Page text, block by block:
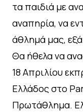
τα παιδιά με
αναπηρία, να
άθλημά μας,
Θα ήθελα να
18 Απριλίου
Ελλάδος στο
Πρωτάθλημα.